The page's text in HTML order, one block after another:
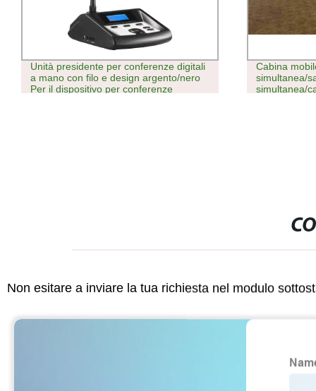
Cabina mobile per traduzione
simultanea/sala interprete
simultanea/cabina interprete
Tavolo
operatoria
Non esitare a inviare la tua richiesta nel modulo